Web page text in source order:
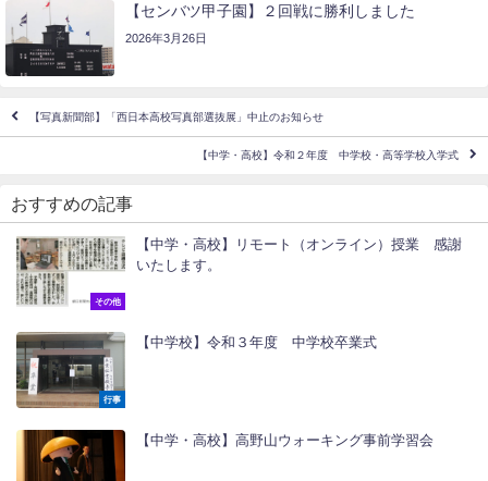
【センバツ甲子園】２回戦に勝利しました
2026年3月26日
【写真新聞部】「西日本高校写真部選抜展」中止のお知らせ
【中学・高校】令和２年度 中学校・高等学校入学式
おすすめの記事
その他
【中学・高校】リモート（オンライン）授業 感謝
いたします。
行事
【中学校】令和３年度 中学校卒業式
【中学・高校】高野山ウォーキング事前学習会